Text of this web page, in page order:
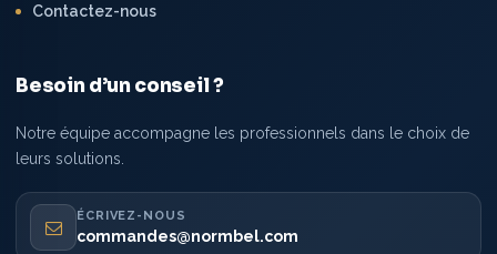
Contactez-nous
Besoin d’un conseil ?
Notre équipe accompagne les professionnels dans le choix de
leurs solutions.
ÉCRIVEZ-NOUS
commandes@normbel.com